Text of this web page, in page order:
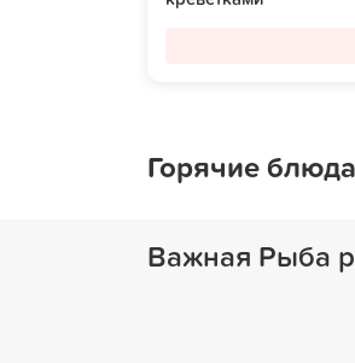
Горячие
Важная Рыба